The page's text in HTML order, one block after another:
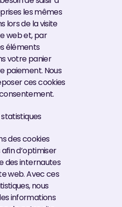
les mêmes
lors de la visite
web et, par
éléments
votre panier
paiement. Nous
ces cookies
statistiques
des cookies
d’optimiser
des internautes
web. Avec ces
nous
informations